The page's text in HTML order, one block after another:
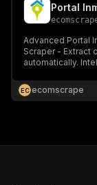
Advanced Portal
Scraper - Extract
automatically.
analysis. Perfect
investors &
EC ecomscrape